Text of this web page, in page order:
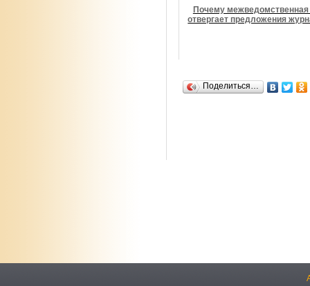
Почему межведомственная
отвергает предложения
Поделиться…